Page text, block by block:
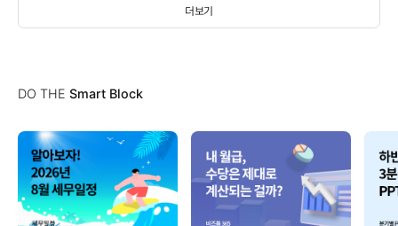
더보기
DO THE Smart Block